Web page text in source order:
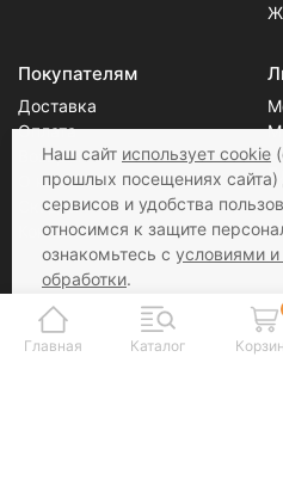
Покупателям
Доставка
Оплата
Возврат
О нас
Скидки
Контакты
Соцсети
Наш сайт использует cookie
прошлых посещениях сайта)
сервисов и удобства
относимся к защите
ознакомьтесь с условиями
обработки.
Вы можете запретить
настройках своего браузера.
Главная Каталог